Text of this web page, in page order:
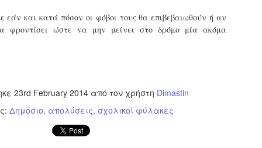
εάν και κατά πόσον οι φόβοι τους θα επιβεβαιωθούν ή αν
φροντίσει ώστε να μην μείνει στο δρόμο μία ακόμα
23rd February 2014από τον χρήστη Dimastin
Δημόσιο απολύσεις σχολικοί φύλακες
δεσποζόμενων Ζώων συντροφιάς
απολογισμό των δράσεων ελέγχου για τα ζώα συντροφιάς
το δίμηνο Ιανουαρίου – Φεβρουαρίου 2026 παρουσιάζει η
ΣτΕ: Οριστική απόρριψη της επαναφοράς του 13ου
και 14ου μισθού για τους δημοσίους υπαλλήλους